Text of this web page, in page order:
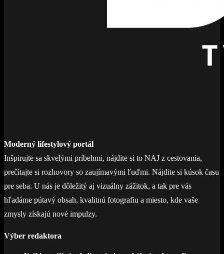
Moderný lifestylový portál
Inšpirujte sa skvelými príbehmi, nájdite si to NAJ z cestovania,
prečítajte si rozhovory so zaujímavými ľuďmi. Nájdite si kúsok času
pre seba. U nás je dôležitý aj vizuálny zážitok, a tak pre vás
hľadáme pútavý obsah, kvalitnú fotografiu a miesto, kde vaše
zmysly získajú nové impulzy.
Výber redaktora